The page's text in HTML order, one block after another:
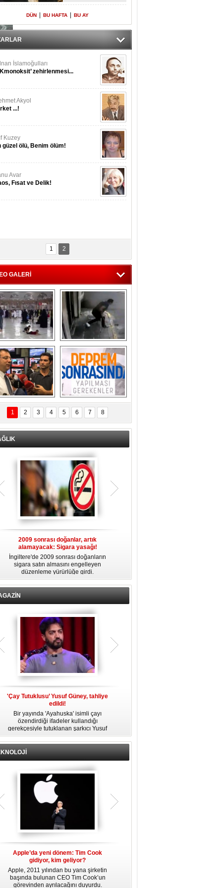
Yeniden Onur
Konuğu
DÜN BU HAFTA BU AY
Elmas
İslamoğulları
zehirlenmesi...
Akyol
...!
Kuzey
güzel ölü, Benim ölüm!
Avar
Fısat ve Delik!
1 2
GALERİ
rahmet
Yağmur
Kabe'yi
tavaf ettiler...
Ayağı kırık vatandaş
depremden böyle
kaçtı!
İmamoğlu
AKOM'da..
ilgili son
açıkladı
Deprem sırasında
yapılması
gerekenler...
1 2 3 4 5 6 7 8
2009 sonrası doğanlar, artık
alamayacak: Sigara yasağı!
İngiltere'de 2009 sonrası doğanların
sigara satın almasını engelleyen
düzenleme yürürlüğe girdi.
Cumhurbaşkanlığı kararıyla satış
listesine alınması, sağlık örgütleri ve
'Çay Tutuklusu’ Yusuf Güney, tahliye
edildi!
Bir yayında 'Ayahuska' isimli çayı
özendirdiği ifadeler kullandığı
gerekçesiyle tutuklanan şarkıcı Yusuf
Güney, 'Ev Hapsi' şartıyla serbest
bırakıldı.
Apple’da yeni dönem: Tim Cook
gidiyor, kim geliyor?
Apple, 2011 yılından bu yana şirketin
başında bulunan CEO Tim Cook’un
görevinden ayrılacağını duyurdu.